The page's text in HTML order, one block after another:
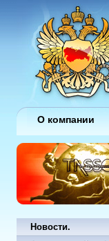
Новости.
О компании